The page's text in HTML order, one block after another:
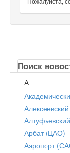
Поиск
А
Арбат (ЦАО)
Аэропорт